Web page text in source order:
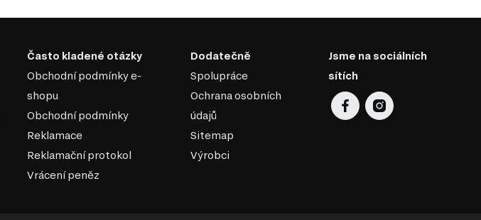
Často kladené otázky
Obchodní podmínky e-
shopu
Obchodní podmínky
Reklamace
Reklamační protokol
Vrácení peněz
Dodatečně
Spolupráce
Ochrana osobních
údajů
Sitemap
Výrobci
Jsme na sociálních
sítích